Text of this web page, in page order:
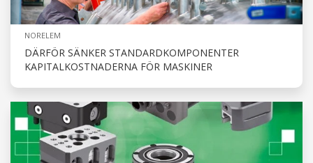
NORELEM
DÄRFÖR SÄNKER STANDARDKOMPONENTER
KAPITALKOSTNADERNA FÖR MASKINER